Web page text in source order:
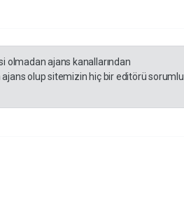
olmadan ajans kanallarından
olup sitemizin hiç bir editörü sorumlu